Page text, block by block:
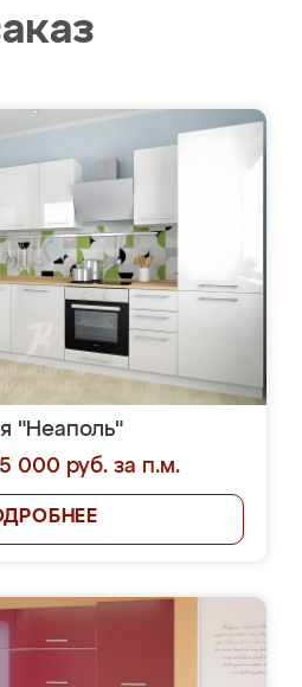
"Неаполь"
000 руб. за п.м.